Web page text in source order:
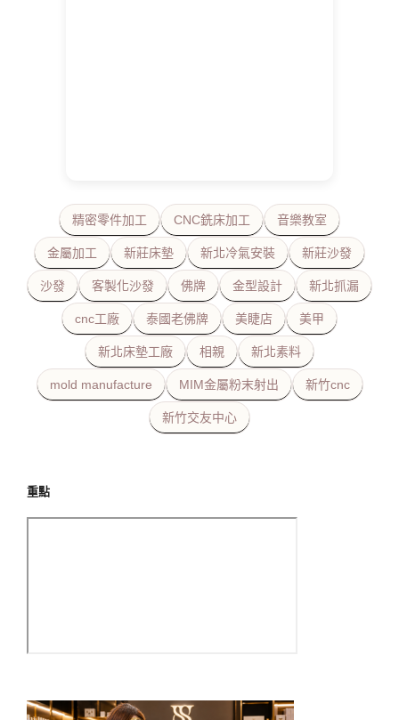
精密零件加工 CNC銑床加工 音樂教室
金屬加工 新莊床墊 新北冷氣安裝 新莊沙發
沙發 客製化沙發 佛牌 金型設計 新北抓漏
cnc工廠 泰國老佛牌 美睫店 美甲
新北床墊工廠 相親 新北素料
mold manufacture MIM金屬粉末射出 新竹cnc
新竹交友中心
重點